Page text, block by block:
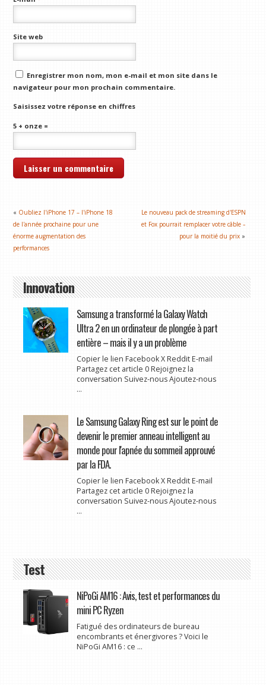
Site web
Enregistrer mon nom, mon e-mail et mon site dans le
navigateur pour mon prochain commentaire.
Saisissez votre réponse en chiffres
5 + onze =
« Oubliez l'iPhone 17 – l'iPhone 18
de l'année prochaine pour une
énorme augmentation des
performances
Le nouveau pack de streaming d'ESPN
et Fox pourrait remplacer votre câble –
pour la moitié du prix »
Innovation
Samsung a transformé la Galaxy Watch
Ultra 2 en un ordinateur de plongée à part
entière – mais il y a un problème
Copier le lien Facebook X Reddit E-mail
Partagez cet article 0 Rejoignez la
conversation Suivez-nous Ajoutez-nous
...
Le Samsung Galaxy Ring est sur le point de
devenir le premier anneau intelligent au
monde pour l'apnée du sommeil approuvé
par la FDA.
Copier le lien Facebook X Reddit E-mail
Partagez cet article 0 Rejoignez la
conversation Suivez-nous Ajoutez-nous
...
Test
NiPoGi AM16 : Avis, test et performances du
mini PC Ryzen
Fatigué des ordinateurs de bureau
encombrants et énergivores ? Voici le
NiPoGi AM16 : ce ...